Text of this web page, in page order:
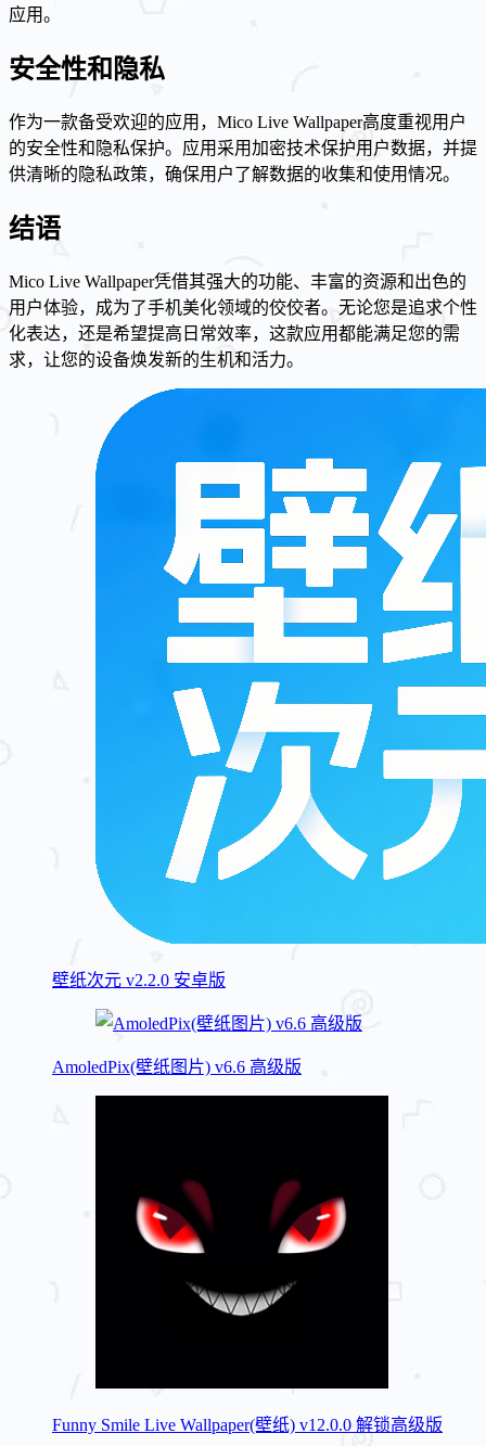
应用。
安全性和隐私
作为一款备受欢迎的应用，Mico Live Wallpaper高度重视用户
的安全性和隐私保护。应用采用加密技术保护用户数据，并提
供清晰的隐私政策，确保用户了解数据的收集和使用情况。
结语
Mico Live Wallpaper凭借其强大的功能、丰富的资源和出色的
用户体验，成为了手机美化领域的佼佼者。无论您是追求个性
化表达，还是希望提高日常效率，这款应用都能满足您的需
求，让您的设备焕发新的生机和活力。
壁纸次元 v2.2.0 安卓版
AmoledPix(壁纸图片) v6.6 高级版
Funny Smile Live Wallpaper(壁纸) v12.0.0 解锁高级版